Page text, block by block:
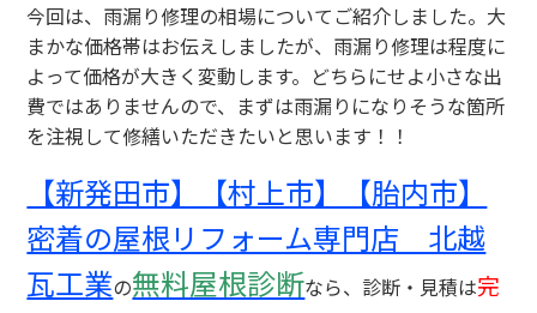
今回は、雨漏り修理の相場についてご紹介しました。大
まかな価格帯はお伝えしましたが、雨漏り修理は程度に
よって価格が大きく変動します。どちらにせよ小さな出
費ではありませんので、まずは雨漏りになりそうな箇所
を注視して修繕いただきたいと思います！！
【新発田市】【村上市】【胎内市】
密着の屋根リフォーム専門店 北越
瓦工業の無料屋根診断なら、診断・見積は完